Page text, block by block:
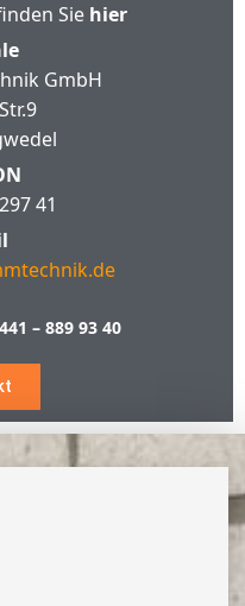
Sie hier
GmbH
41
– 889 93 40